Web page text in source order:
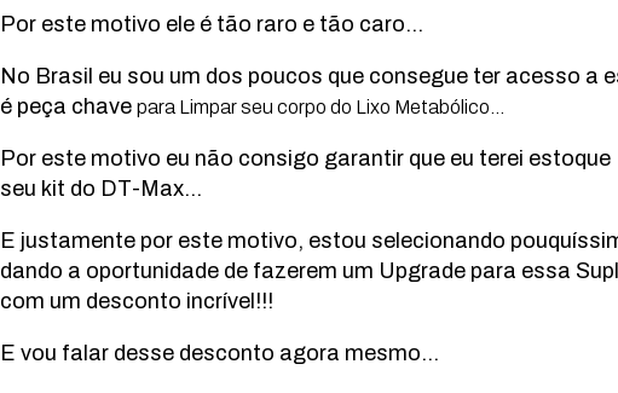
Por este motivo ele é tão raro e tão caro…
No Brasil eu sou um dos poucos que consegue ter acesso a
é peça chave para Limpar seu corpo do Lixo Metabólico…
Por este motivo eu não consigo garantir que eu terei
seu kit do DT-Max…
E justamente por este motivo, estou selecionando
dando a oportunidade de fazerem um Upgrade para essa
com um desconto incrível!!!
E vou falar desse desconto agora mesmo…